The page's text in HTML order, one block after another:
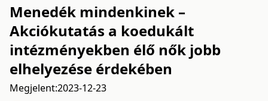
Menedék mindenkinek –
Akciókutatás a koedukált
intézményekben élő nők jobb
elhelyezése érdekében
Megjelent:2023-12-23